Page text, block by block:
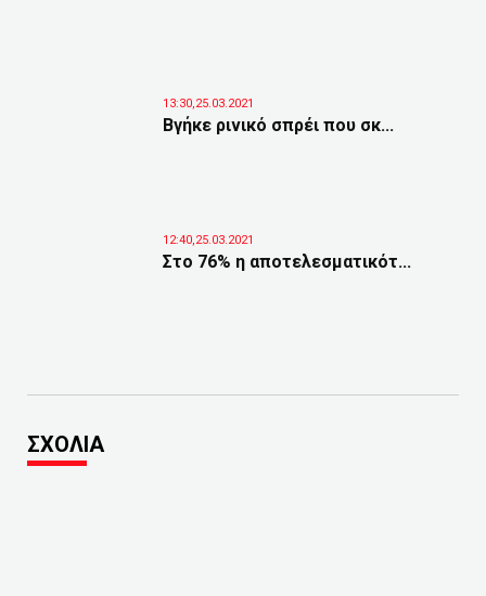
13:30,25.03.2021
Βγήκε ρινικό σπρέι που σκ...
12:40,25.03.2021
Στο 76% η αποτελεσματικότ...
ΣΧΟΛΙΑ